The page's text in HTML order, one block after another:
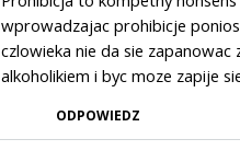
wprowadzajac prohibicje
czlowieka nie da sie
alkoholikiem i byc moze zapije
ODPOWIEDZ